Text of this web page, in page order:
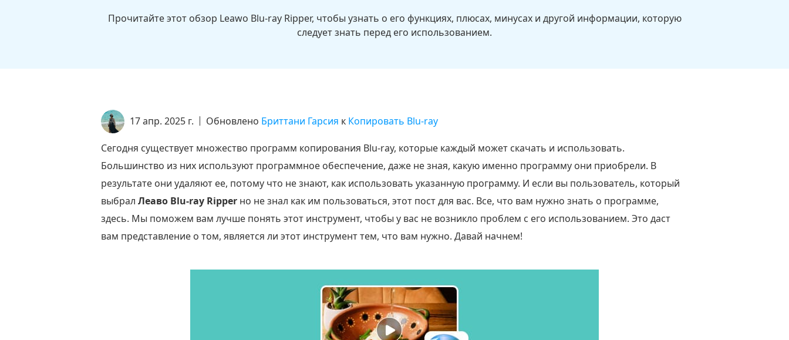
Прочитайте этот обзор Leawo Blu-ray Ripper, чтобы узнать о его функциях, плюсах, минусах и другой информации, которую
следует знать перед его использованием.
17 апр. 2025 г. Обновлено Бриттани Гарсия к Копировать Blu-ray
Сегодня существует множество программ копирования Blu-ray, которые каждый может скачать и использовать.
Большинство из них используют программное обеспечение, даже не зная, какую именно программу они приобрели. В
результате они удаляют ее, потому что не знают, как использовать указанную программу. И если вы пользователь, который
выбрал Леаво Blu-ray Ripper но не знал как им пользоваться, этот пост для вас. Все, что вам нужно знать о программе,
здесь. Мы поможем вам лучше понять этот инструмент, чтобы у вас не возникло проблем с его использованием. Это даст
вам представление о том, является ли этот инструмент тем, что вам нужно. Давай начнем!